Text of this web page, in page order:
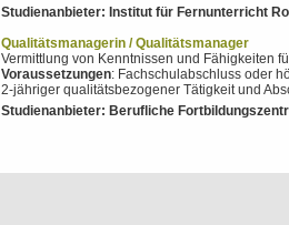
Studienanbieter: Institut für Fernunterricht
Qualitätsmanagerin / Qualitätsmanager
Vermittlung von Kenntnissen und Fähigkeiten
Voraussetzungen: Fachschulabschluss oder
2-jähriger qualitätsbezogener Tätigkeit und
Studienanbieter: Berufliche